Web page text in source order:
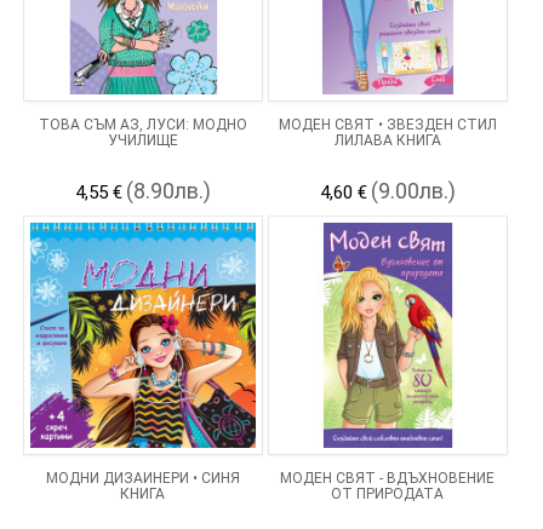
ТОВА СЪМ АЗ, ЛУСИ: МОДНО
УЧИЛИЩЕ
4,55 € (8.90лв.)
МОДЕН СВЯТ • ЗВЕЗДЕН СТИЛ
ЛИЛАВА КНИГА
4,60 € (9.00лв.)
МОДНИ ДИЗАЙНЕРИ • СИНЯ
КНИГА
МОДЕН СВЯТ - ВДЪХНОВЕНИЕ
ОТ ПРИРОДАТА